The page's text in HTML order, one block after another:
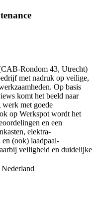
Rondom 43, Utrecht)
met nadruk op veilige,
Op basis
komt het beeld naar
met goede
op Werkspot wordt het
en een
elektra-
(ook) laadpaal-
veiligheid en duidelijke